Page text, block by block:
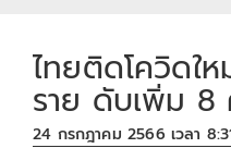
ไทยติดโควิดใ
ราย ดับเพิ่ม 8
24 กรกฎาคม 2566 เวลา